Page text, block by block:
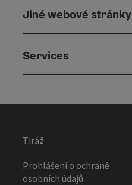
Jiné webové stránky
Services
Tiráž
Prohlášení o ochraně
osobních údajů